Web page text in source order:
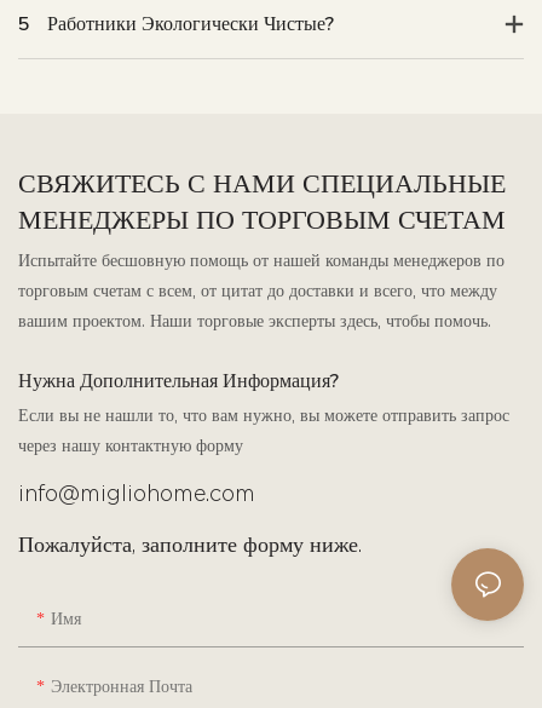
5 Работники Экологически Чистые?
СВЯЖИТЕСЬ С НАМИ СПЕЦИАЛЬНЫЕ
МЕНЕДЖЕРЫ ПО ТОРГОВЫМ СЧЕТАМ
Испытайте бесшовную помощь от нашей команды менеджеров по
торговым счетам с всем, от цитат до доставки и всего, что между
вашим проектом. Наши торговые эксперты здесь, чтобы помочь.
Нужна Дополнительная Информация?
Если вы не нашли то, что вам нужно, вы можете отправить запрос
через нашу контактную форму
info@migliohome.com
Пожалуйста, заполните форму ниже.
Имя
Электронная Почта